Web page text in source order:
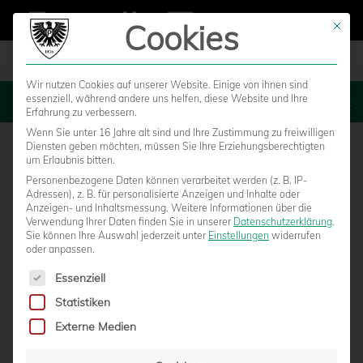
MENU
Mit
Cookies
Wir nutzen Cookies auf unserer Website. Einige von ihnen sind
essenziell, während andere uns helfen, diese Website und Ihre
Erfahrung zu verbessern.
Wenn Sie unter 16 Jahre alt sind und Ihre Zustimmung zu freiwilligen
Diensten geben möchten, müssen Sie Ihre Erziehungsberechtigten
um Erlaubnis bitten.
Personenbezogene Daten können verarbeitet werden (z. B. IP-
Adressen), z. B. für personalisierte Anzeigen und Inhalte oder
Anzeigen- und Inhaltsmessung. Weitere Informationen über die
Verwendung Ihrer Daten finden Sie in unserer Datenschutzerklärung.
Sie können Ihre Auswahl jederzeit unter Einstellungen widerrufen
oder anpassen.
Es folgt eine Liste der Service-Gruppen, für die eine
Essenziell
Statistiken
Externe Medien